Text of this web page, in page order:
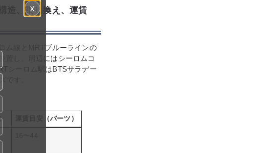
造、乗り換え、運賃
ム線とMRTブルーラインの
置し、周辺にはシーロムコ
シーロム駅はBTSサラデー
です。
運賃目安（バーツ）
x